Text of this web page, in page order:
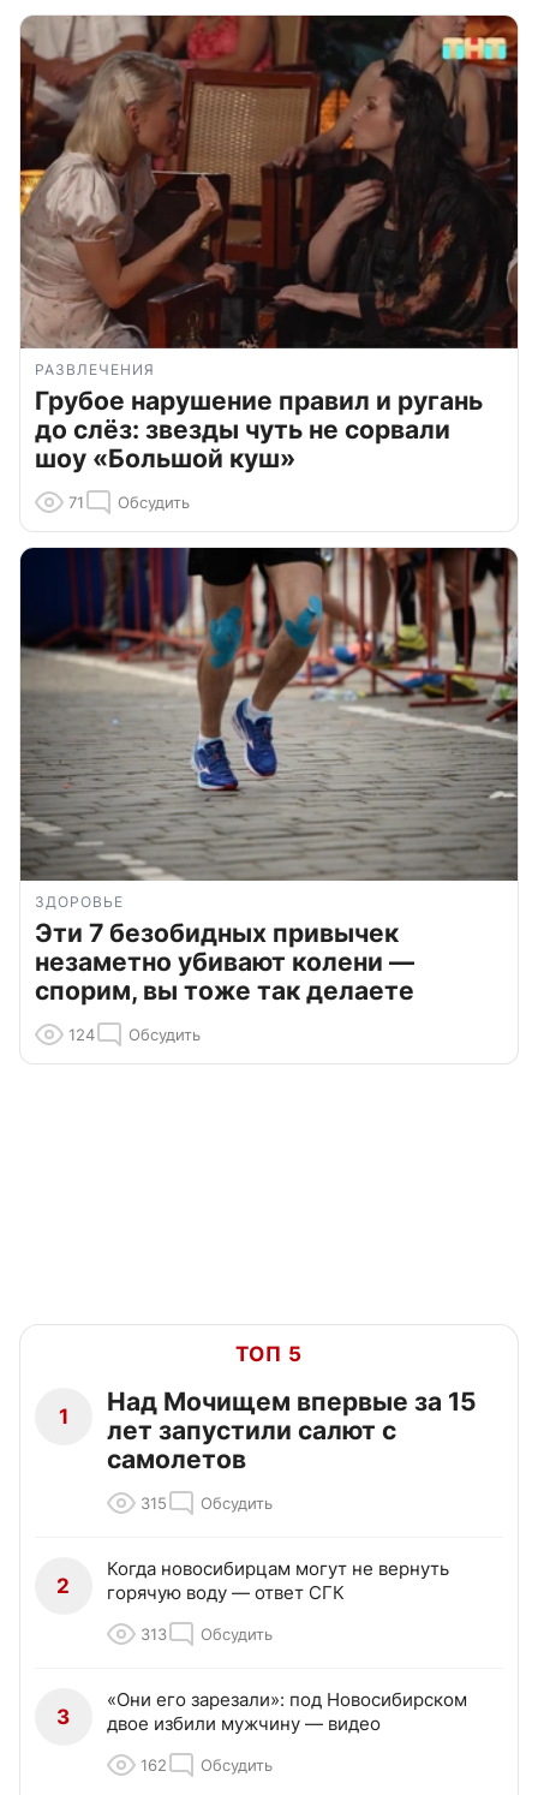
РАЗВЛЕЧЕНИЯ
Грубое нарушение правил и ругань
до слёз: звезды чуть не сорвали
шоу «Большой куш»
71 Обсудить
ЗДОРОВЬЕ
Эти 7 безобидных привычек
незаметно убивают колени —
спорим, вы тоже так делаете
124 Обсудить
ТОП 5
1
Над Мочищем впервые за 15
лет запустили салют с
самолетов
315 Обсудить
2
Когда новосибирцам могут не вернуть
горячую воду — ответ СГК
313 Обсудить
3
«Они его зарезали»: под Новосибирском
двое избили мужчину — видео
162 Обсудить